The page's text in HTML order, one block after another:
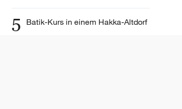
5 Batik-Kurs in einem Hakka-Altdorf